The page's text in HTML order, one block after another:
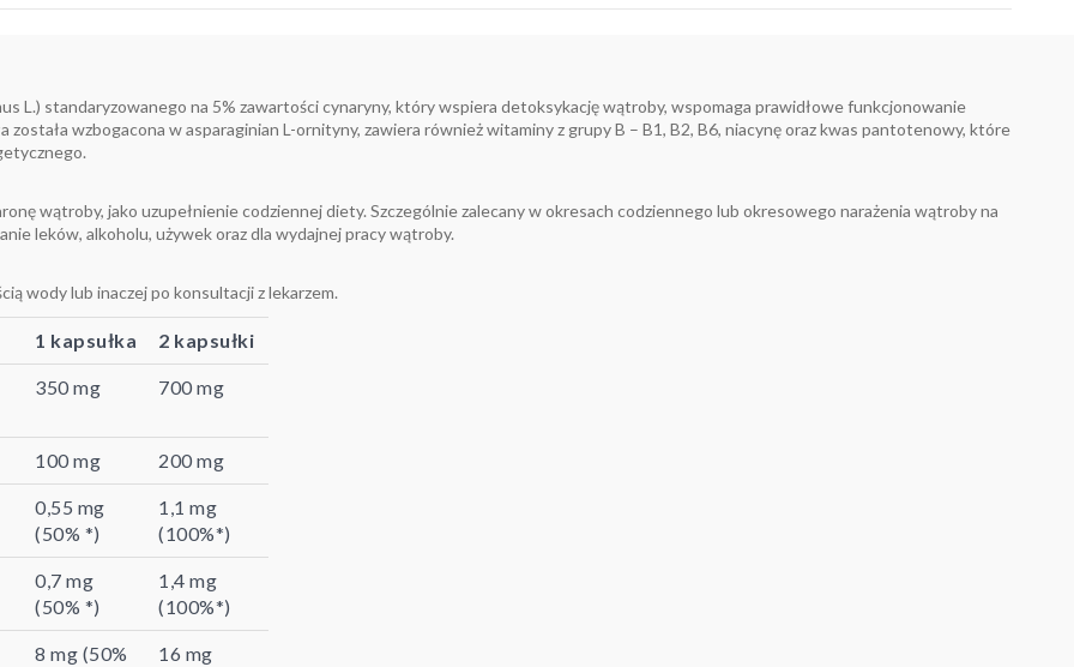
L.) standaryzowanego na 5% zawartości cynaryny, który wspiera detoksykację wątroby, wspomaga prawidłowe funkcjonowanie
wzbogacona w asparaginian L-ornityny, zawiera również witaminy z grupy B – B1, B2, B6, niacynę oraz kwas pantotenowy, które
wątroby, jako uzupełnienie codziennej diety. Szczególnie zalecany w okresach codziennego lub okresowego narażenia wątroby na
leków, alkoholu, używek oraz dla wydajnej pracy wątroby.
wody lub inaczej po konsultacji z lekarzem.
1 kapsułka 2 kapsułki
350 mg 700 mg
100 mg 200 mg
0,55 mg
(50% *)
1,1 mg
(100%*)
0,7 mg
(50% *)
1,4 mg
(100%*)
8 mg (50%
16 mg